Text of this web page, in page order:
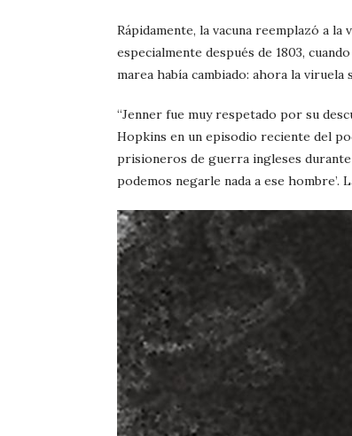
Rápidamente, la vacuna reemplazó a
especialmente después de 1803,
marea había cambiado: ahora la viruela
“Jenner fue muy respetado por su
Hopkins en un episodio reciente del
prisioneros de guerra ingleses durante
podemos negarle nada a ese hombre’.